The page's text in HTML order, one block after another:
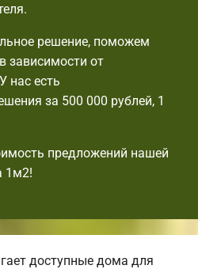
решение, поможем
зависимости от
нас есть
за 500 000 рублей, 1
предложений нашей
1м2!
доступные дома для